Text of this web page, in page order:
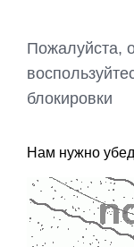
Пожалуйста,
блокировки
Нам нужно